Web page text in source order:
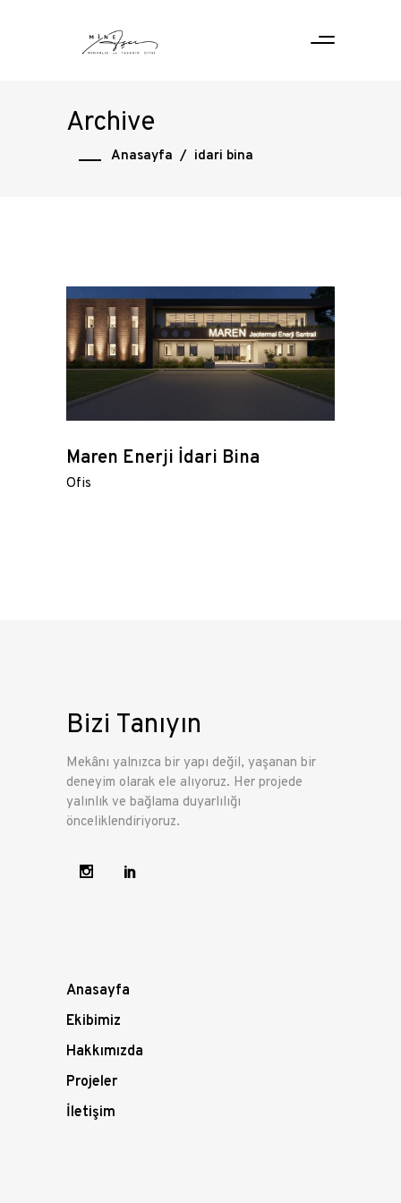
Archive
Anasayfa / idari bina
Maren Enerji İdari Bina
Ofis
Bizi Tanıyın
Mekânı yalnızca bir yapı değil, yaşanan bir
deneyim olarak ele alıyoruz. Her projede
yalınlık ve bağlama duyarlılığı
önceliklendiriyoruz.
Anasayfa
Ekibimiz
Hakkımızda
Projeler
İletişim